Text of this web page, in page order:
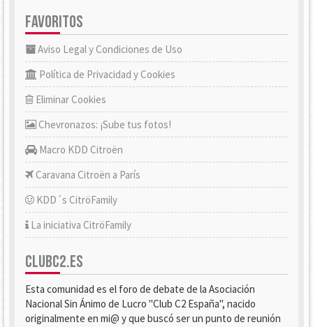
FAVORITOS
Aviso Legal y Condiciones de Uso
Política de Privacidad y Cookies
Eliminar Cookies
Chevronazos: ¡Sube tus fotos!
Macro KDD Citroën
Caravana Citroën a París
KDD´s CitröFamily
La iniciativa CitröFamily
CLUBC2.ES
Esta comunidad es el foro de debate de la Asociación
Nacional Sin Ánimo de Lucro "Club C2 España", nacido
originalmente en mi@ y que buscó ser un punto de reunión